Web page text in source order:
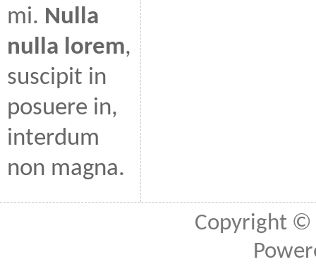
mi. Nulla
nulla lorem,
suscipit in
posuere in,
interdum
non magna.
Copyright